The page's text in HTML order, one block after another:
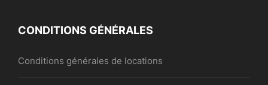
CONDITIONS GÉNÉRALES
Conditions générales de locations